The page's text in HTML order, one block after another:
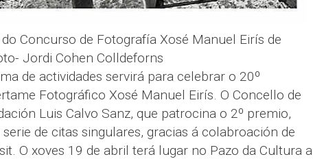
Concurso de Fotografía Xosé Manuel Eirís de
Jordi Cohen Colldeforns
de actividades servirá para celebrar o 20º
Fotográfico Xosé Manuel Eirís. O Concello de
Luis Calvo Sanz, que patrocina o 2º premio,
de citas singulares, gracias á colabroación de
O xoves 19 de abril terá lugar no Pazo da Cultura a